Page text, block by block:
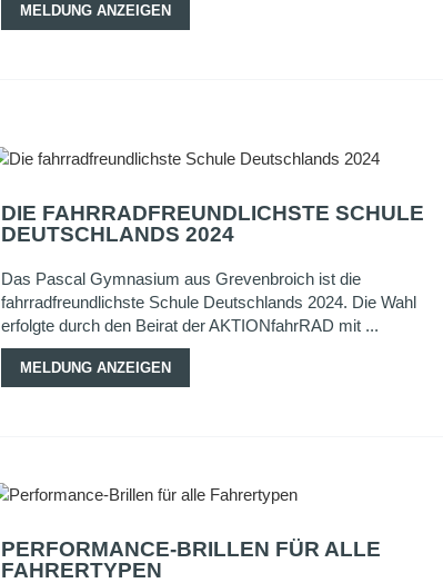
MELDUNG ANZEIGEN
DIE FAHRRADFREUNDLICHSTE SCHULE
DEUTSCHLANDS 2024
Das Pascal Gymnasium aus Grevenbroich ist die
fahrradfreundlichste Schule Deutschlands 2024. Die Wahl
erfolgte durch den Beirat der AKTIONfahrRAD mit ...
MELDUNG ANZEIGEN
PERFORMANCE-BRILLEN FÜR ALLE
FAHRERTYPEN